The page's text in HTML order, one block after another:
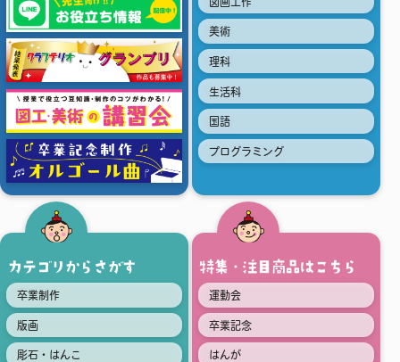
美術
理科
生活科
国語
プログラミング
カテゴリからさがす
卒業制作
版画
彫石・はんこ
特集・注目商品はこちら
運動会
卒業記念
はんが